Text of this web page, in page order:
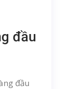
đầu
đầu